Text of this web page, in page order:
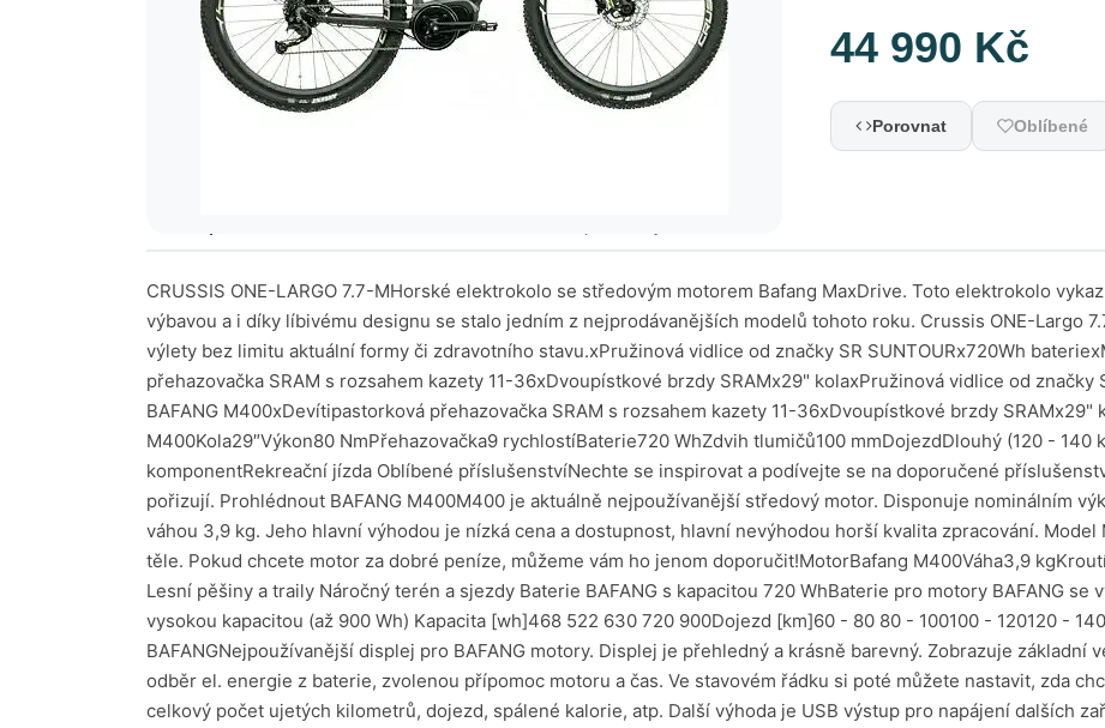
44 990 Kč
Porovnat Oblíbené
CRUSSIS ONE-LARGO 7.7-MHorské elektrokolo se středovým motorem Bafang MaxDrive. Toto elektrokolo
výbavou a i díky líbivému designu se stalo jedním z nejprodávanějších modelů tohoto roku. Crussis ONE-Largo
výlety bez limitu aktuální formy či zdravotního stavu.xPružinová vidlice od značky SR SUNTOURx720Wh
přehazovačka SRAM s rozsahem kazety 11-36xDvoupístkové brzdy SRAMx29" kolaxPružinová vidlice od značky
BAFANG M400xDevítipastorková přehazovačka SRAM s rozsahem kazety 11-36xDvoupístkové brzdy SRAMx29"
M400Kola29″Výkon80 NmPřehazovačka9 rychlostíBaterie720 WhZdvih tlumičů100 mmDojezdDlouhý (120 - 140
komponentRekreační jízda Oblíbené příslušenstvíNechte se inspirovat a podívejte se na doporučené
pořizují. Prohlédnout BAFANG M400M400 je aktuálně nejpoužívanější středový motor. Disponuje nominálním
váhou 3,9 kg. Jeho hlavní výhodou je nízká cena a dostupnost, hlavní nevýhodou horší kvalita zpracování.
těle. Pokud chcete motor za dobré peníze, můžeme vám ho jenom doporučit!MotorBafang M400Váha3,9
Lesní pěšiny a traily Náročný terén a sjezdy Baterie BAFANG s kapacitou 720 WhBaterie pro motory BAFANG
vysokou kapacitou (až 900 Wh) Kapacita [wh]468 522 630 720 900Dojezd [km]60 - 80 80 - 100100 - 120120 -
BAFANGNejpoužívanější displej pro BAFANG motory. Displej je přehledný a krásně barevný. Zobrazuje základní
odběr el. energie z baterie, zvolenou přípomoc motoru a čas. Ve stavovém řádku si poté můžete nastavit, zda
celkový počet ujetých kilometrů, dojezd, spálené kalorie, atp. Další výhoda je USB výstup pro napájení dalších